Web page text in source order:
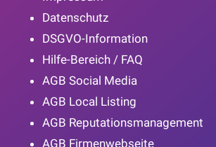
Datenschutz
DSGVO-Information
Hilfe-Bereich / FAQ
AGB Social Media
AGB Local Listing
AGB Reputationsmanagement
AGB Firmenwebseite